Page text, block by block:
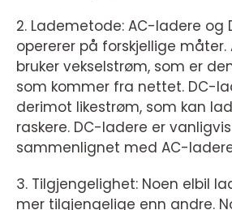
2. Lademetode: AC-ladere og
opererer på forskjellige måter.
bruker vekselstrøm, som er
som kommer fra nettet. DC-
derimot likestrøm, som kan
raskere. DC-ladere er
sammenlignet med AC-
3. Tilgjengelighet: Noen elbil
mer tilgjengelige enn andre.